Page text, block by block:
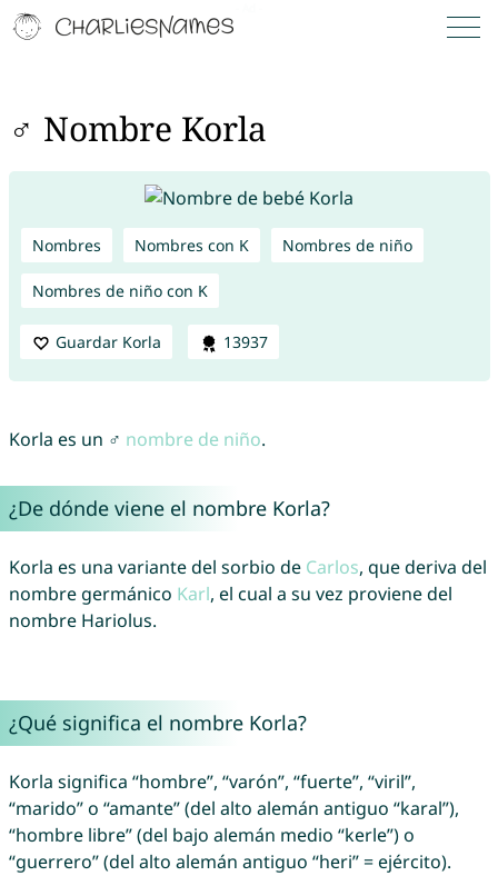
♂ Nombre Korla
Nombres Nombres con K Nombres de niño
Nombres de niño con K
Guardar Korla 13937
Korla es un ♂ nombre de niño.
¿De dónde viene el nombre Korla?
Korla es una variante del sorbio de Carlos, que deriva del
nombre germánico Karl, el cual a su vez proviene del
nombre Hariolus.
¿Qué significa el nombre Korla?
Korla significa “hombre”, “varón”, “fuerte”, “viril”,
“marido” o “amante” (del alto alemán antiguo “karal”),
“hombre libre” (del bajo alemán medio “kerle”) o
“guerrero” (del alto alemán antiguo “heri” = ejército).